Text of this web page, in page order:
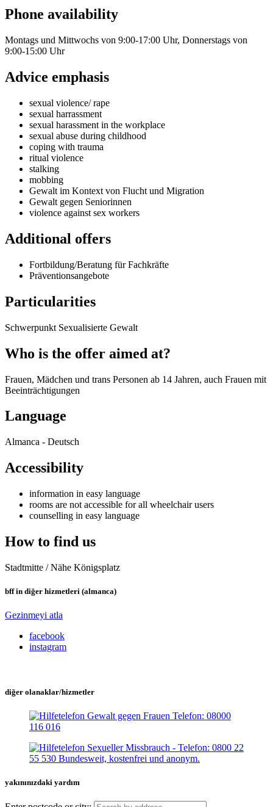
Phone availability
Montags und Mittwochs von 9:00-17:00 Uhr, Donnerstags von
9:00-15:00 Uhr
Advice emphasis
sexual violence/ rape
sexual harrassment
sexual harassment in the workplace
sexual abuse during childhood
coping with trauma
ritual violence
stalking
mobbing
Gewalt im Kontext von Flucht und Migration
Gewalt gegen Seniorinnen
violence against sex workers
Additional offers
Fortbildung/Beratung für Fachkräfte
Präventionsangebote
Particularities
Schwerpunkt Sexualisierte Gewalt
Who is the offer aimed at?
Frauen, Mädchen und trans Personen ab 14 Jahren, auch Frauen mit
Beeinträchtigungen
Language
Almanca - Deutsch
Accessibility
information in easy language
rooms are not accessible for all wheelchair users
counselling in easy language
How to find us
Stadtmitte / Nähe Königsplatz
bff in diğer hizmetleri (almanca)
Gezinmeyi atla
facebook
instagram
diğer olanaklar/hizmetler
yakınınızdaki yardım